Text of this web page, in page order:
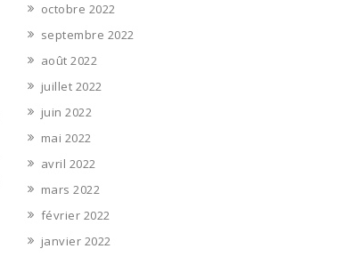
octobre 2022
septembre 2022
août 2022
juillet 2022
juin 2022
mai 2022
avril 2022
mars 2022
février 2022
janvier 2022